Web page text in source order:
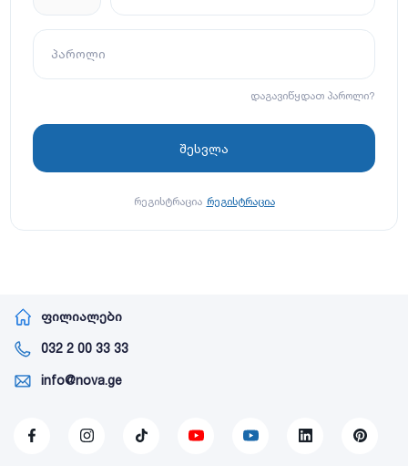
პაროლი
დაგავიწყდათ პაროლი?
რეგისტრაცია რეგისტრაცია
ფილიალები
032 2 00 33 33
info@nova.ge